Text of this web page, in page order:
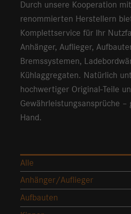
Durch unsere Kooperation
renommierten Herstellern
Komplettservice für Ihr
Anhänger, Auflieger,
Bremssystemen,
Kühlaggregaten. Natürlich
hochwertiger Original-Teile
Gewährleistungsansprüche
Hand.
Alle
Anhänger/Auflieger
Aufbauten